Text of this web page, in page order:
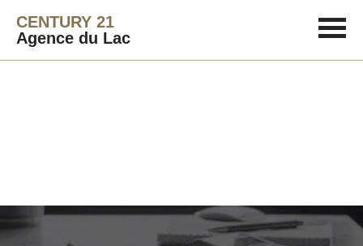
CENTURY 21
Agence du Lac
Nos dernières ventes